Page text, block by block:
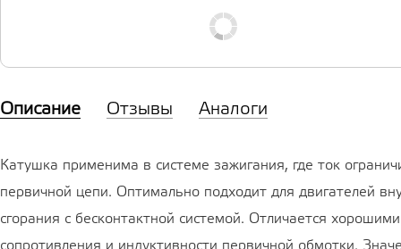
Описание Отзывы Аналоги
Катушка применима в системе зажигания, где ток
первичной цепи. Оптимально подходит для двигателей
сгорания с бесконтактной системой. Отличается
сопротивления и индуктивности первичной обмотки.